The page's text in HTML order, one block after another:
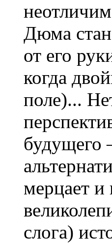
Дюма
от его
когда
поле)...
будущего
мерцает и
слога)